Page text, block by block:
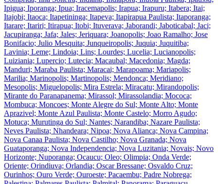
Ipigua; Iporanga; Ipua; Iracemapolis; Irapua; Irapuru; Itabera; Itai;
Itajobi; Itaoca; Itapetininga; Itapeva; Itapirapua Paulista; Itaporanga;
Itarare; Itariri; Itirapua; Itobi; Ituverava; Jaborandi; Jaboticabal; Jaci;
Jacupiranga; Jafa; Jales; Jeriquara; Joanopolis; Joao Ramalho; Jose
Bonifacio; Julio Mesquita; Junqueiropolis; Juquia; Juquitiba;
Lavinia; Leme; Lindoia; Lins; Lourdes; Lucelia; Lucianopolis;
Luiziania; Lupercio; Lutecia; Macaubal; Macedonia; Magda;
Manduri; Maraba Paulista; Maracai; Marapoama; Mariapolis;
Marilia; Marinopolis; Martinopolis; Mendonca; Meridiano;
Mesopolis; Miguelopolis; Mira Estrela; Miracatu; Mirandopolis;
Mirante do Paranapanema; Mirassol; Mirassolandia; Mococa;
Mombuca; Moncoes; Monte Alegre do Sul; Monte Alto; Monte
Aprazivel; Monte Azul Paulista; Monte Castelo; Morro Agudo;
Motuca; Murutinga do Sul; Nantes; Narandiba; Nazare Paulista;
Neves Paulista; Nhandeara; Nipoa; Nova Alianca; Nova Campina;
Nova Canaa Paulista; Nova Castilho; Nova Granada; Nova
Guataporanga; Nova Independencia; Nova Luzitania; Novais; Novo
Horizonte; Nuporanga; Ocaucu; Oleo; Olimpia; Onda Verde;
Oriente; Orindiuva; Orlandia; Oscar Bressane; Osvaldo Cruz;
Ourinhos; Ouro Verde; Ouroeste; Pacaembu; Padre Nobrega;